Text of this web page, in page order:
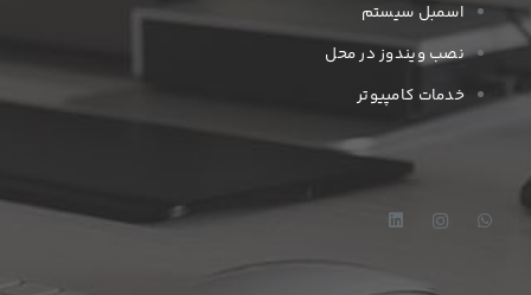
اسمبل سیستم
نصب ویندوز در محل
خدمات کامپیوتر